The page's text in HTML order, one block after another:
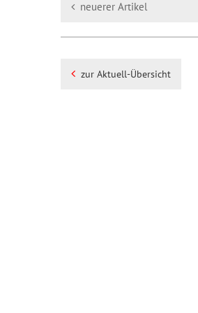
neuerer Artikel
zur Aktuell-Übersicht